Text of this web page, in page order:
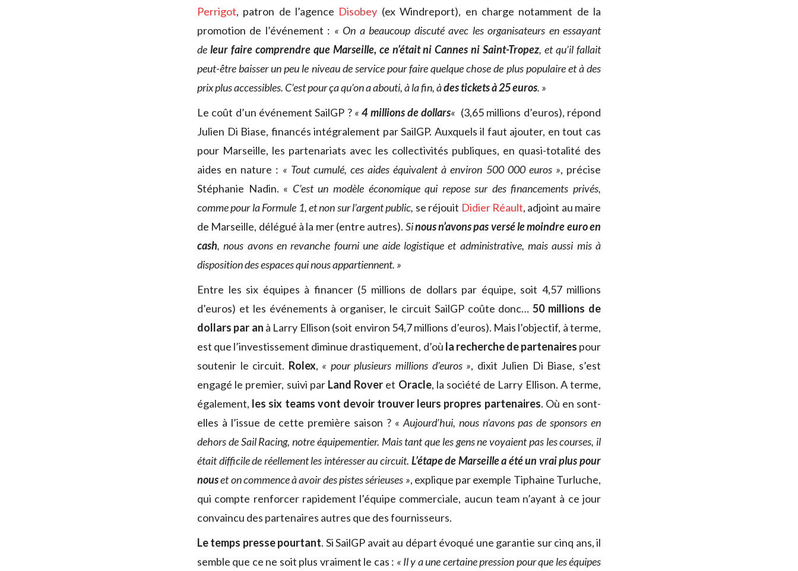
Perrigot, patron de l’agence Disobey (ex Windreport), en charge notamment de la
promotion de l’événement : « On a beaucoup discuté avec les organisateurs en essayant
de leur faire comprendre que Marseille, ce n’était ni Cannes ni Saint-Tropez, et qu’il fallait
peut-être baisser un peu le niveau de service pour faire quelque chose de plus populaire et à des
prix plus accessibles. C’est pour ça qu’on a abouti, à la fin, àdes tickets à 25 euros. »
Le coût d’un événement SailGP ? «4 millions de dollars« (3,65 millions d’euros), répond
Julien Di Biase, financés intégralement par SailGP. Auxquels il faut ajouter, en tout cas
pour Marseille, les partenariats avec les collectivités publiques, en quasi-totalité des
aides en nature : « Tout cumulé, ces aides équivalent à environ 500 000 euros », précise
Stéphanie Nadin. « C’est un modèle économique qui repose sur des financements privés,
comme pour la Formule 1, et non sur l’argent public, se réjouit Didier Réault, adjoint au maire
de Marseille, délégué à la mer (entre autres). Sinous n’avons pas versé le moindre euro en
cash, nous avons en revanche fourni une aide logistique et administrative, mais aussi mis à
disposition des espaces qui nous appartiennent. »
Entre les six équipes à financer (5 millions de dollars par équipe, soit 4,57 millions
d’euros) et les événements à organiser, le circuit SailGP coûte donc…50 millions de
dollars par an à Larry Ellison (soit environ 54,7 millions d’euros). Mais l’objectif, à terme,
est que l’investissement diminue drastiquement, d’où la recherche de partenaires pour
soutenir le circuit. Rolex, « pour plusieurs millions d’euros », dixit Julien Di Biase, s’est
engagé le premier, suivi par Land Rover et Oracle, la société de Larry Ellison. A terme,
également, les six teams vont devoir trouver leurs propres partenaires. Où en sont-
elles à l’issue de cette première saison ? « Aujourd’hui, nous n’avons pas de sponsors en
dehors de Sail Racing, notre équipementier. Mais tant que les gens ne voyaient pas les courses, il
était difficile de réellement les intéresser au circuit. L’étape de Marseille a été un vrai plus pour
nouset on commence à avoir des pistes sérieuses », explique par exemple Tiphaine Turluche,
qui compte renforcer rapidement l’équipe commerciale, aucun team n’ayant à ce jour
convaincu des partenaires autres que des fournisseurs.
Le temps presse pourtant. Si SailGP avait au départ évoqué une garantie sur cinq ans, il
semble que ce ne soit plus vraiment le cas : « Il y a une certaine pression pour que les équipes